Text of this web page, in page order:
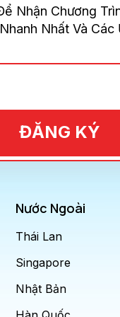
Nhận Chương
Nhất Và Các
ĐĂNG KÝ
Nước Ngoài
Thái Lan
Singapore
Nhật Bản